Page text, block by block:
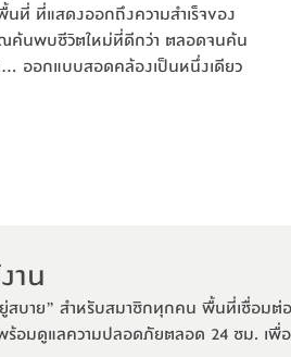
นที่ ที่แสดงออกถึงความสำเร็จของ
ณค้นพบชีวิตใหม่ที่ดีกว่า ตลอดจนค้น
ออกแบบสอดคล้องเป็นหนึ่งเดียว
าน
สบาย” สำหรับสมาชิกทุกคน พื้นที่เชื่อมต่
พร้อมดูแลความปลอดภัยตลอด 24 ชม. เ